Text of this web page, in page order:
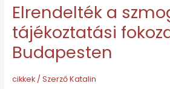
Elrendelték a
tájékoztatási
Budapesten
cikkek/ SzerzőKatalin